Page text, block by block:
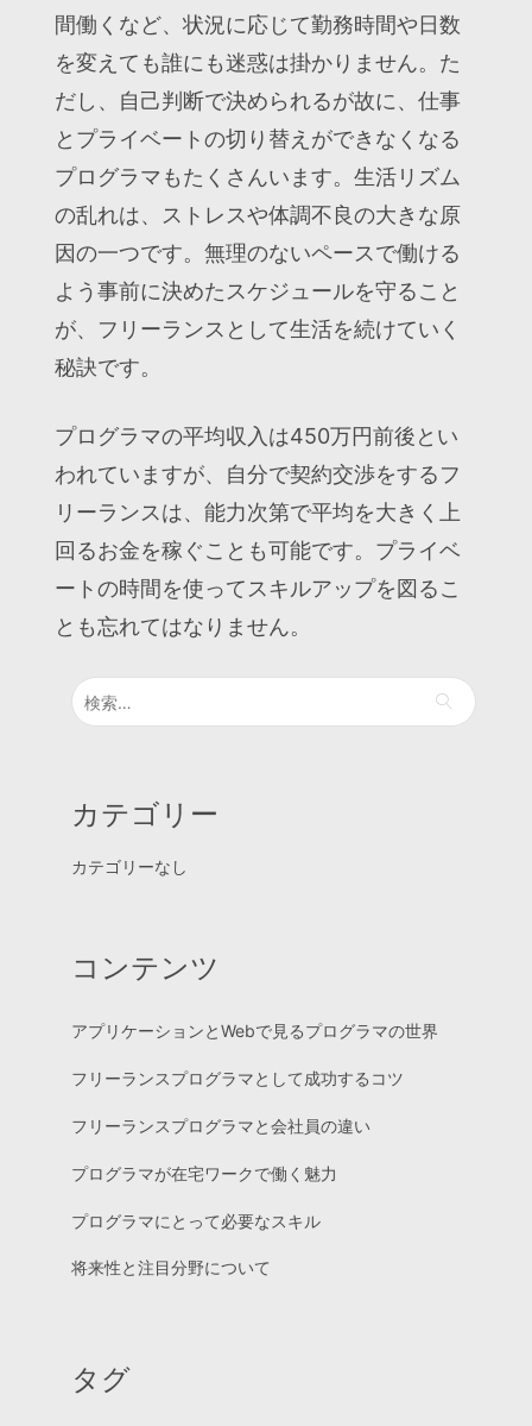
間働くなど、状況に応じて勤務時間や日数
を変えても誰にも迷惑は掛かりません。た
だし、自己判断で決められるが故に、仕事
とプライベートの切り替えができなくなる
プログラマもたくさんいます。生活リズム
の乱れは、ストレスや体調不良の大きな原
因の一つです。無理のないペースで働ける
よう事前に決めたスケジュールを守ること
が、フリーランスとして生活を続けていく
秘訣です。
プログラマの平均収入は450万円前後とい
われていますが、自分で契約交渉をするフ
リーランスは、能力次第で平均を大きく上
回るお金を稼ぐことも可能です。プライベ
ートの時間を使ってスキルアップを図るこ
とも忘れてはなりません。
検
索:
カテゴリー
カテゴリーなし
コンテンツ
アプリケーションとWebで見るプログラマの世界
フリーランスプログラマとして成功するコツ
フリーランスプログラマと会社員の違い
プログラマが在宅ワークで働く魅力
プログラマにとって必要なスキル
将来性と注目分野について
タグ